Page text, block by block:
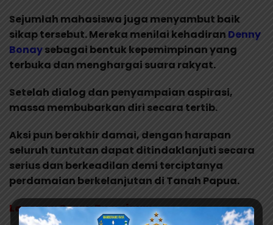
Sejumlah mahasiswa juga menyambut baik
sikap tersebut. Mereka menilai kehadiran Denny
Bonaysebagai bentuk kepemimpinan yang
terbuka dan menghargai suara rakyat.
Setelah dialog dan penyampaian aspirasi,
massa membubarkan diri secara tertib.
Aksi pun berakhir damai, dengan harapan
seluruh tuntutan dapat ditindaklanjuti secara
serius dan berkeadilan demi terciptanya
perdamaian berkelanjutan di Tanah Papua.
Laporan: Sonny Rumainum